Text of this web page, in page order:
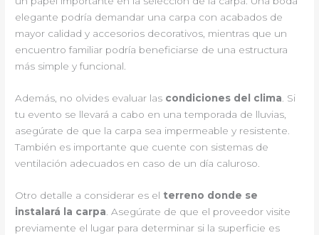
elegante podría demandar una carpa con acabados de
mayor calidad y accesorios decorativos, mientras que un
encuentro familiar podría beneficiarse de una estructura
más simple y funcional.
Además, no olvides evaluar las condiciones del clima . Si
tu evento se llevará a cabo en una temporada de lluvias,
asegúrate de que la carpa sea impermeable y resistente.
También es importante que cuente con sistemas de
ventilación adecuados en caso de un día caluroso.
Otro detalle a considerar es el terreno donde se
instalará la carpa . Asegúrate de que el proveedor visite
previamente el lugar para determinar si la superficie es